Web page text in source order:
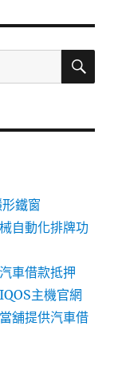
搜
鐵窗
自動化排牌功
車借款抵押
主機官網
舖提供汽車借